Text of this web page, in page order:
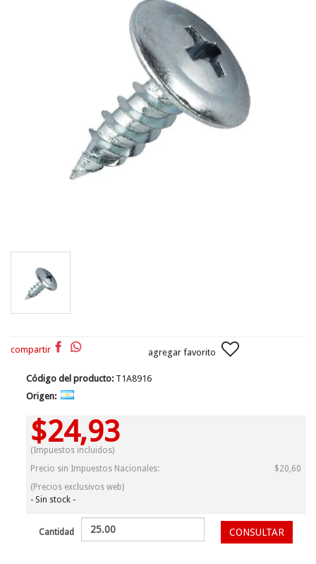
compartir agregar favorito
Código del producto: T1A8916
Origen:
$24,93
(Impuestos incluidos)
Precio sin Impuestos Nacionales:
$20,60
(Precios exclusivos web)
- Sin stock -
Cantidad CONSULTAR